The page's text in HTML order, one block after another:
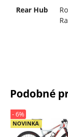
Rear Hub
Podobné
NOVINKA
- 6%